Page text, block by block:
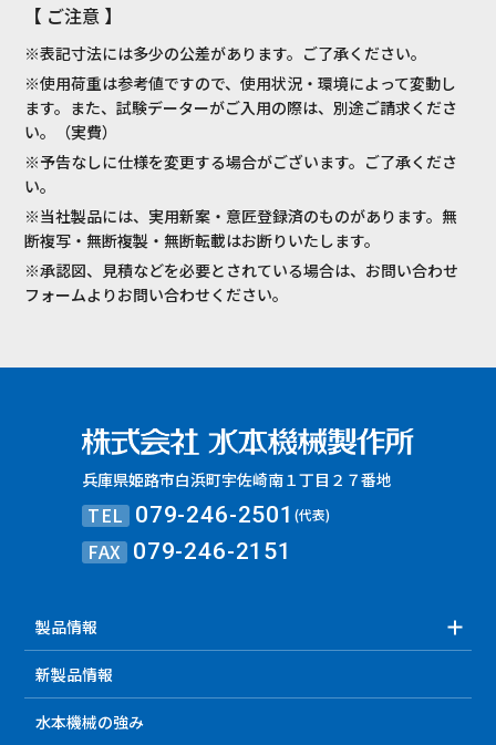
【 ご注意 】
※表記寸法には多少の公差があります。ご了承ください。
※使用荷重は参考値ですので、使用状況・環境によって変動し
ます。また、試験データーがご入用の際は、別途ご請求くださ
い。（実費）
※予告なしに仕様を変更する場合がございます。ご了承くださ
い。
※当社製品には、実用新案・意匠登録済のものがあります。無
断複写・無断複製・無断転載はお断りいたします。
※承認図、見積などを必要とされている場合は、お問い合わせ
フォームよりお問い合わせください。
兵庫県姫路市白浜町宇佐崎南１丁目２７番地
TEL 079-246-2501(代表)
FAX 079-246-2151
製品情報
新製品情報
水本機械の強み